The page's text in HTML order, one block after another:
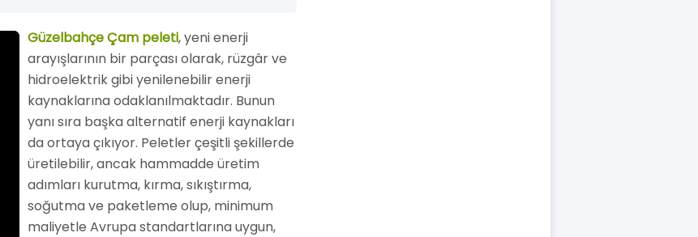
Güzelbahçe Çam peleti, yeni enerji
arayışlarının bir parçası olarak, rüzgâr ve
hidroelektrik gibi yenilenebilir enerji
kaynaklarına odaklanılmaktadır. Bunun
yanı sıra başka alternatif enerji kaynakları
da ortaya çıkıyor. Peletler çeşitli şekillerde
üretilebilir, ancak hammadde üretim
adımları kurutma, kırma, sıkıştırma,
soğutma ve paketleme olup, minimum
maliyetle Avrupa standartlarına uygun,